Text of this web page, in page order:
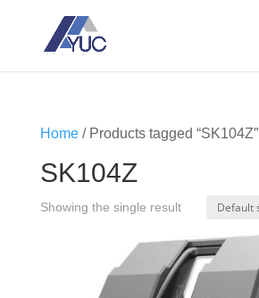
Home/ Products tagged “SK104Z”
SK104Z
Showing the single result